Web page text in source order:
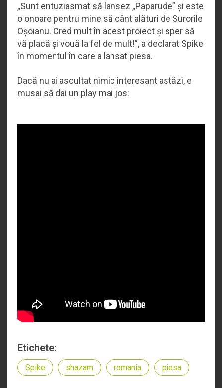
„Sunt entuziasmat să lansez „Paparude” și este
o onoare pentru mine să cânt alături de Surorile
Oșoianu. Cred mult în acest proiect și sper să
vă placă și vouă la fel de mult!”, a declarat Spike
în momentul în care a lansat piesa.
Dacă nu ai ascultat nimic interesant astăzi, e
musai să dai un play mai jos:
Etichete:
Spike shazam romania piesa